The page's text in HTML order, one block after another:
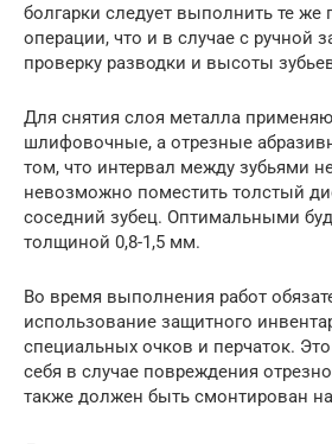
болгарки следует выполнить те же
операции, что и в случае с ручной
проверку разводки и высоты
Для снятия слоя металла
шлифовочные, а отрезные
том, что интервал между зубьями
невозможно поместить толстый
соседний зубец. Оптимальными
толщиной 0,8-1,5 мм.
Во время выполнения работ
использование защитного
специальных очков и перчаток.
себя в случае повреждения
также должен быть смонтирован